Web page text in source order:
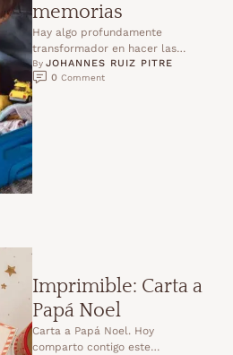
memorias
Hay algo profundamente
transformador en hacer las
maletas con los hijos. No
importa si vamos lejos o cerca,
By JOHANNES RUIZ PITRE
0 Comment
Imprimible: Carta a
Papá Noel
Carta a Papá Noel. Hoy
comparto contigo este